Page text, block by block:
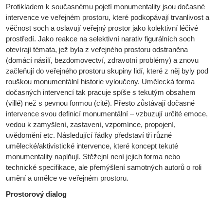
Protikladem k současnému pojetí monumentality jsou dočasné
intervence ve veřejném prostoru, které podkopávají trvanlivost a
věčnost soch a oslavují veřejný prostor jako kolektivní léčivé
prostředí. Jako reakce na selektivní narativ figurálních soch
otevírají témata, jež byla z veřejného prostoru odstraněna
(domácí násilí, bezdomovectví, zdravotní problémy) a znovu
začleňují do veřejného prostoru skupiny lidí, které z něj byly pod
rouškou monumentální historie vyloučeny. Umělecká forma
dočasných intervencí tak pracuje spíše s tekutým obsahem
(villé) než s pevnou formou (cité). Přesto zůstávají dočasné
intervence svou definicí monumentální – vzbuzují určité emoce,
vedou k zamyšlení, zastavení, vzpomínce, propojení,
uvědomění etc. Následující řádky představí tři různé
umělecké/aktivistické intervence, které koncept tekuté
monumentality naplňují. Stěžejní není jejich forma nebo
technické specifikace, ale přemýšlení samotných autorů o roli
umění a umělce ve veřejném prostoru.
Prostorový dialog